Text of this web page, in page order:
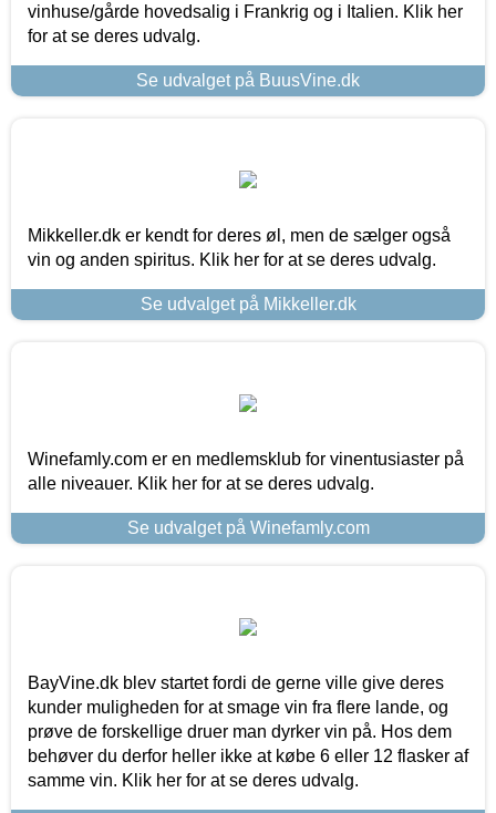
vinhuse/gårde hovedsalig i Frankrig og i Italien. Klik her
for at se deres udvalg.
Se udvalget på BuusVine.dk
Mikkeller.dk er kendt for deres øl, men de sælger også
vin og anden spiritus. Klik her for at se deres udvalg.
Se udvalget på Mikkeller.dk
Winefamly.com er en medlemsklub for vinentusiaster på
alle niveauer. Klik her for at se deres udvalg.
Se udvalget på Winefamly.com
BayVine.dk blev startet fordi de gerne ville give deres
kunder muligheden for at smage vin fra flere lande, og
prøve de forskellige druer man dyrker vin på. Hos dem
behøver du derfor heller ikke at købe 6 eller 12 flasker af
samme vin. Klik her for at se deres udvalg.